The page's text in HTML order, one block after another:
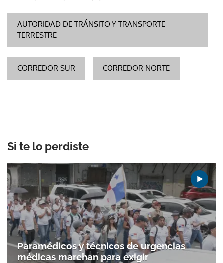
AUTORIDAD DE TRÁNSITO Y TRANSPORTE
TERRESTRE
CORREDOR SUR CORREDOR NORTE
Si te lo perdiste
Paramédicos y técnicos de urgencias
médicas marchan para exigir